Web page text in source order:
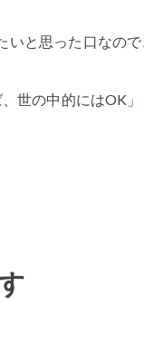
と思った口なので
世の中的にはOK」